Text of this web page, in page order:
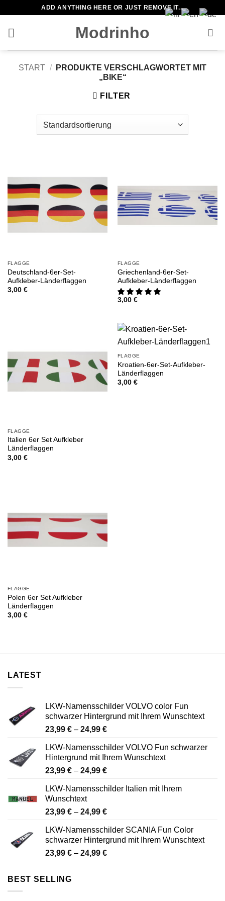
springen
ADD ANYTHING HERE OR JUST REMOVE IT...
Modrinho
START /
PRODUKTE VERSCHLAGWORTET MIT
„BIKE“
FILTER
FLAGGE
Deutschland-6er-Set-
Aufkleber-Länderflaggen
3,00 €
FLAGGE
Griechenland-6er-Set-
Aufkleber-Länderflaggen
3,00 €
FLAGGE
Italien 6er Set Aufkleber
Länderflaggen
3,00 €
FLAGGE
Kroatien-6er-Set-Aufkleber-
Länderflaggen
3,00 €
FLAGGE
Polen 6er Set Aufkleber
Länderflaggen
3,00 €
LATEST
LKW-Namensschilder VOLVO color Fun
schwarzer Hintergrund mit Ihrem Wunschtext
23,99 € – 24,99 €Preisspanne:
bis
24,99 €
LKW-Namensschilder VOLVO Fun schwarzer
Hintergrund mit Ihrem Wunschtext
23,99 € – 24,99 €Preisspanne:
bis
LKW-Namensschilder Italien mit Ihrem
Wunschtext
23,99 € – 24,99 €Preisspanne:
bis
24,99 €
LKW-Namensschilder SCANIA Fun Color
schwarzer Hintergrund mit Ihrem Wunschtext
23,99 € – 24,99 €Preisspanne:
BEST SELLING